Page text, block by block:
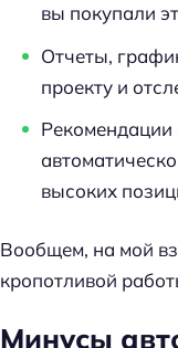
вы покупали
Отчеты,
проекту и
Рекомендации
высоких
Вообщем, на мой
кропотливой
Минусы